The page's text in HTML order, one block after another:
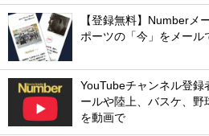
【登録無料】Numberメ
ポーツの「今」をメール
YouTubeチャンネル登
ールや陸上、バスケ、野
を動画で